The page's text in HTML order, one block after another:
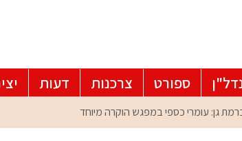
ספורט צרכנות דעות